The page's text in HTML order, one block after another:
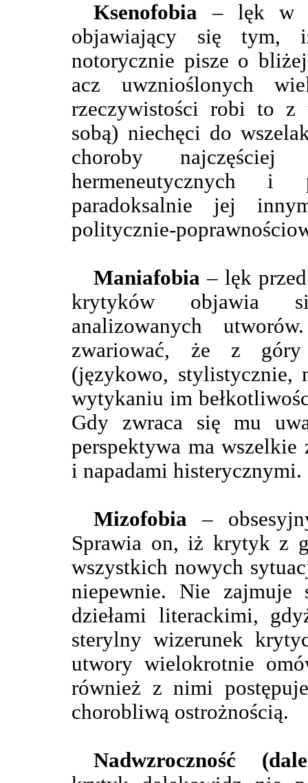
Ksenofobia – lęk w
objawiający się tym,
notorycznie pisze o
acz uwznioślonych
rzeczywistości robi to z
sobą) niechęci do
choroby
hermeneutycznych i
paradoksalnie jej
politycznie-
Maniafobia – lęk
krytyków objawia
analizowanych
zwariować, że z góry
(językowo, stylistycznie,
wytykaniu im
Gdy zwraca się mu
perspektywa ma wszelkie
i napadami histerycznymi.
Mizofobia –
Sprawia on, iż krytyk z
wszystkich nowych
niepewnie. Nie zajmuje
dziełami literackimi,
sterylny wizerunek
utwory wielokrotnie
również z nimi
chorobliwą ostrożnością.
Nadwzroczność